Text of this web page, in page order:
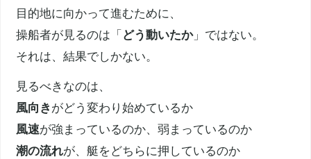
目的地に向かって進むために、
操船者が見るのは「 どう動いたか」ではない。
それは、結果でしかない。
見るべきなのは、
風向き がどう変わり始めているか
風速が強まっているのか、弱まっているのか
潮の流れが、艇をどちらに押しているのか